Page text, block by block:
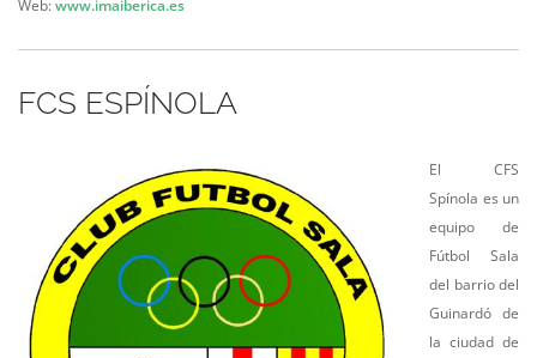
Web:www.imaiberica.es
FCS ESPÍNOLA
El CFS
Spínola es un
equipo de
Fútbol Sala
del barrio del
Guinardó de
la ciudad de